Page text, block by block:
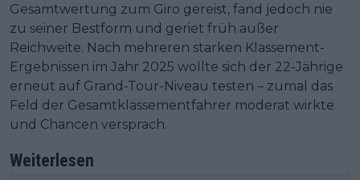
Gesamtwertung zum Giro gereist, fand jedoch nie
zu seiner Bestform und geriet früh außer
Reichweite. Nach mehreren starken Klassement-
Ergebnissen im Jahr 2025 wollte sich der 22-Jährige
erneut auf Grand-Tour-Niveau testen – zumal das
Feld der Gesamtklassementfahrer moderat wirkte
und Chancen versprach.
Weiterlesen